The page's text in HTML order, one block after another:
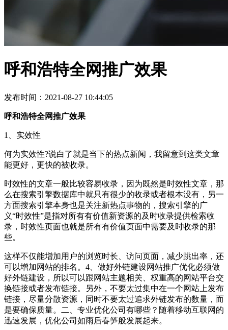
呼和浩特全网推广效果
发布时间：2021-08-27 10:44:05
呼和浩特全网推广效果
1、实效性
何为实效性?说白了就是当下的热点新闻，我留意到这类文章
能更好，更快的被收录。
时效性的文章一般比较容易收录，因为既然是时效性文章，那
么在搜索引擎数据库中就只有很少的收录或者根本没有，另一
方面搜索引擎本身也是关注新热点事物的，搜索引擎的广
义“时效性”是指对所有有价值新资源的及时收录提供检索收
录，时效性页面也就是所有有价值页面中需要及时收录的那
些。
这样不仅能增加用户的浏览时长、访问页面，减少跳出率，还
可以增加网站的排名。4、做好外链建设网站推广优化必须做
好外链建设，所以可以跟网站主题相关、权重高的网站平台交
换链接或者发布链接。另外，不要太过集中在一个网站上发布
链接，尽量分散资源，同时不要太过追求外链发布的数量，而
是要确保质量。二、专业优化公司有哪些？随着移动互联网的
迅速发展，优化公司如雨后春笋般发展起来。